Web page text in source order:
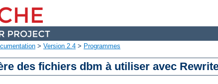
> Version 2.4 > Programmes
des fichiers dbm à utiliser avec